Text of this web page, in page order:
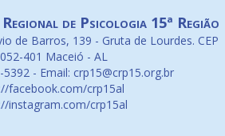
de Psicologia 15ª Região
de Barros, 139 - Gruta de Lourdes. CEP
401 Maceió - AL
- Email: crp15@crp15.org.br
facebook.com/crp15al
instagram.com/crp15al